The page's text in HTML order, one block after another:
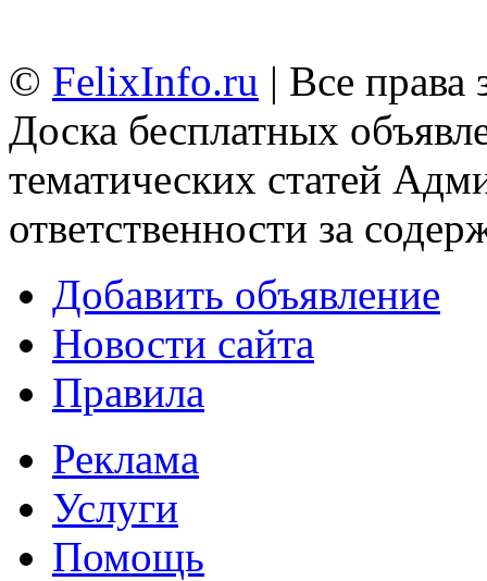
© FelixInfo.ru | Все
Доска бесплатных
тематических статей
ответственности за
Добавить объявление
Новости сайта
Правила
Реклама
Услуги
Помощь